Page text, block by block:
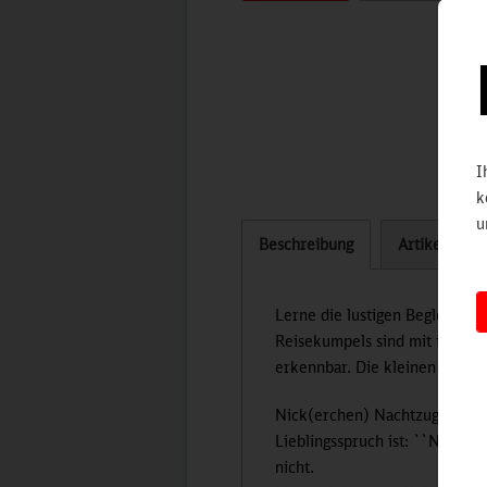
Beschreibung Artikel
Lerne die lustigen Begleiter
Reisekumpels sind mit ihren
erkennbar. Die kleinen
Nick(erchen) Nachtzug ist
Lieblingsspruch ist: ``Nur
nicht.